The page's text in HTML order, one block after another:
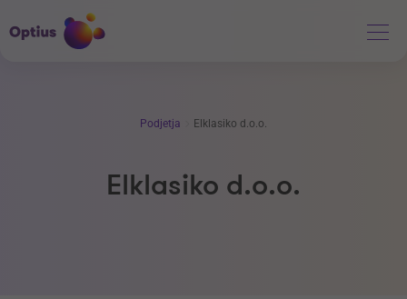
Podjetja Elklasiko d.o.o.
Elklasiko d.o.o.